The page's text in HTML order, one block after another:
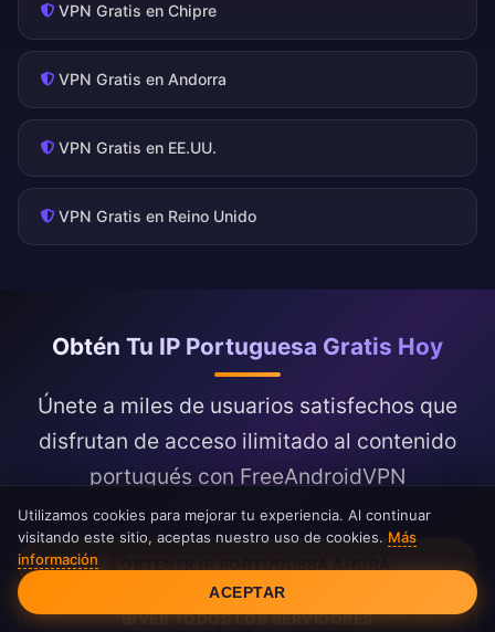
VPN Gratis en Chipre
VPN Gratis en Andorra
VPN Gratis en EE.UU.
VPN Gratis en Reino Unido
Obtén Tu IP Portuguesa Gratis Hoy
Únete a miles de usuarios satisfechos que
disfrutan de acceso ilimitado al contenido
portugués con FreeAndroidVPN
OBTENER IP PORTUGUESA AHORA
VER TODOS LOS SERVIDORES
Consentimiento de cookies
Utilizamos cookies para mejorar tu experiencia. Al continuar
visitando este sitio, aceptas nuestro uso de cookies. Más
información
ACEPTAR